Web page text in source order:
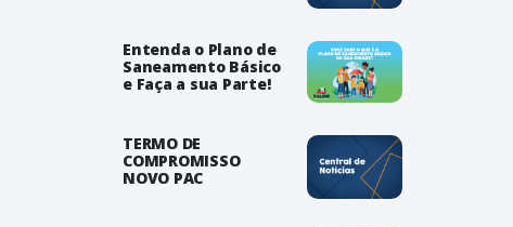
Entenda o Plano de
Saneamento Básico
e Faça a sua Parte!
TERMO DE
COMPROMISSO
NOVO PAC